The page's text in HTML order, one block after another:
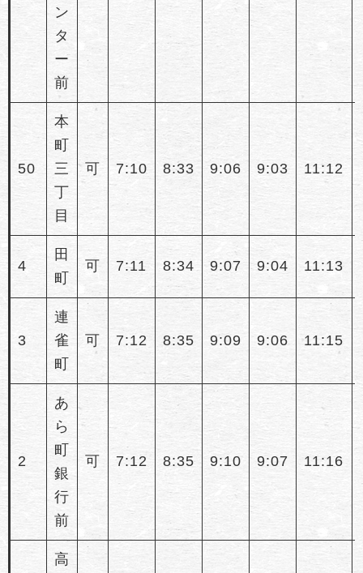
ン
タ
ー
前
50
本
町
三
丁
目
可 7:10 8:33 9:06 9:03 11:12
4
田
町
可 7:11 8:34 9:07 9:04 11:13
3
連
雀
町
可 7:12 8:35 9:09 9:06 11:15
2
あ
ら
町
銀
行
前
可 7:12 8:35 9:10 9:07 11:16
高